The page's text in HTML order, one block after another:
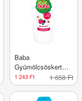
Baba
Gyümölcsöskert
tusfürdő
bogyósgyümölcs
illattal - 750 ml
1 243 Ft 1 658 Ft